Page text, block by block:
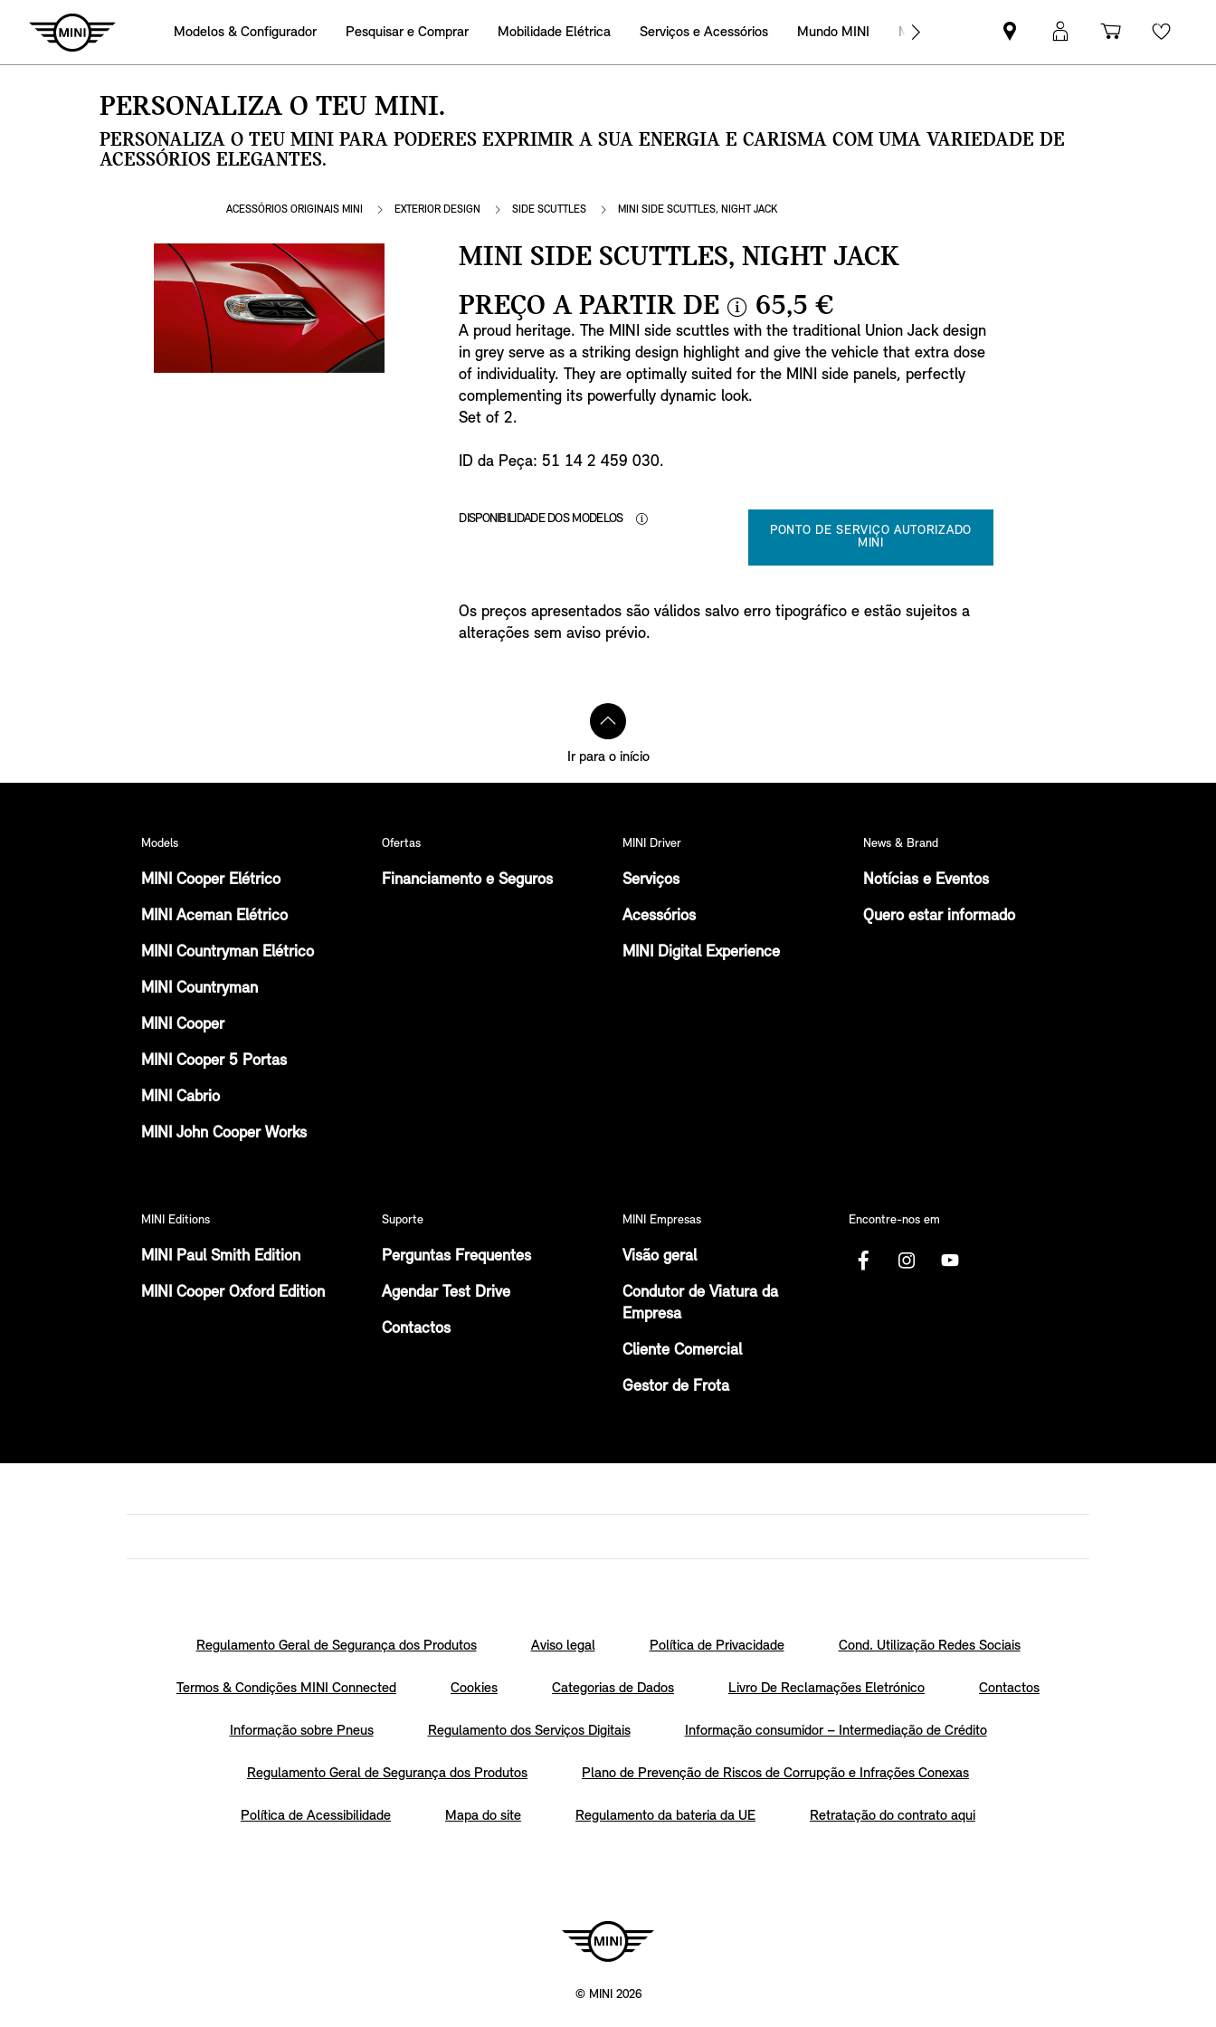
Modelos & Configurador Pesquisar e Comprar Mobilidade Elétrica Serviços e Acessórios Mundo MINI MINI Empresas
Pesquisar
parceiro
Iniciar
sessão
Carrinho
de
PERSONALIZA O TEU MINI.
PERSONALIZA O TEU MINI PARA PODERES EXPRIMIR A SUA ENERGIA E CARISMA COM UMA VARIEDADE DE
ACESSÓRIOS ELEGANTES.
ACESSÓRIOS ORIGINAIS MINI EXTERIOR DESIGN SIDE SCUTTLES MINI SIDE SCUTTLES, NIGHT JACK
MINI SIDE SCUTTLES, NIGHT JACK
PREÇO A PARTIR DE
i
n
f
o
65,5 €
A proud heritage. The MINI side scuttles with the traditional Union Jack design
in grey serve as a striking design highlight and give the vehicle that extra dose
of individuality. They are optimally suited for the MINI side panels, perfectly
complementing its powerfully dynamic look.
Set of 2.
ID da Peça: 51 14 2 459 030.
DISPONIBILIDADE DOS MODELOS
PONTO DE SERVIÇO AUTORIZADO
MINI
Os preços apresentados são válidos salvo erro tipográfico e estão sujeitos a
alterações sem aviso prévio.
Ir para o início
Models
MINI Cooper Elétrico
MINI Aceman Elétrico
MINI Countryman Elétrico
MINI Countryman
MINI Cooper
MINI Cooper 5 Portas
MINI Cabrio
MINI John Cooper Works
Ofertas
Financiamento e Seguros
MINI Driver
Serviços
Acessórios
MINI Digital Experience
News & Brand
Notícias e Eventos
Quero estar informado
MINI Editions
MINI Paul Smith Edition
MINI Cooper Oxford Edition
Suporte
Perguntas Frequentes
Agendar Test Drive
Contactos
MINI Empresas
Visão geral
Condutor de Viatura da
Empresa
Cliente Comercial
Gestor de Frota
Encontre-nos em
Regulamento Geral de Segurança dos Produtos Aviso legal Política de Privacidade Cond. Utilização Redes Sociais
Termos & Condições MINI Connected Cookies Categorias de Dados Livro De Reclamações Eletrónico Contactos
Informação sobre Pneus Regulamento dos Serviços Digitais Informação consumidor – Intermediação de Crédito
Regulamento Geral de Segurança dos Produtos Plano de Prevenção de Riscos de Corrupção e Infrações Conexas
Política de Acessibilidade Mapa do site Regulamento da bateria da UE Retratação do contrato aqui
© MINI 2026